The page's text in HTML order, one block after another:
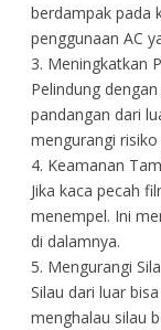
berdampak pada
penggunaan AC
3. Meningkatkan
Pelindung
pandangan dari
mengurangi risiko
4. Keamanan
Jika kaca pecah
menempel. Ini
di dalamnya.
5. Mengurangi
Silau dari luar
menghalau silau